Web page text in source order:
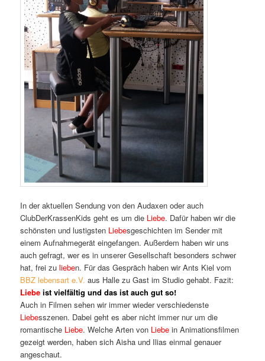
In der aktuellen Sendung von den Audaxen oder auch
ClubDerKrassenKids geht es um die Liebe. Dafür haben wir die
schönsten und lustigsten Liebesgeschichten im Sender mit
einem Aufnahmegerät eingefangen. Außerdem haben wir uns
auch gefragt, wer es in unserer Gesellschaft besonders schwer
hat, frei zulieben. Für das Gespräch haben wir Ants Kiel vom
BBZ lebensart e.V. aus Halle zu Gast im Studio gehabt. Fazit:
Liebeist vielfältig und das ist auch gut so!
Auch in Filmen sehen wir immer wieder verschiedenste
Liebesszenen. Dabei geht es aber nicht immer nur um die
romantische Liebe. Welche Arten von Liebe in Animationsfilmen
gezeigt werden, haben sich Aisha und Ilias einmal genauer
angeschaut.